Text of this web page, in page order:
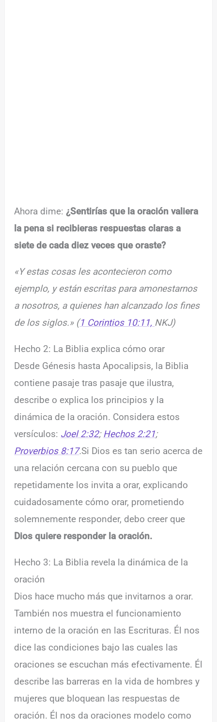
Ahora dime:¿Sentirías que la oración valiera
la pena si recibieras respuestas claras a
siete de cada diez veces que oraste?
«Y estas cosas les acontecieron como
ejemplo, y están escritas para amonestarnos
a nosotros, a quienes han alcanzado los fines
de los siglos.» (1 Corintios 10:11, NKJ)
Hecho 2: La Biblia explica cómo orar
Desde Génesis hasta Apocalipsis, la Biblia
contiene pasaje tras pasaje que ilustra,
describe o explica los principios y la
dinámica de la oración. Considera estos
versículos: Joel 2:32;Hechos 2:21;
Proverbios 8:17.Si Dios es tan serio acerca de
una relación cercana con su pueblo que
repetidamente los invita a orar, explicando
cuidadosamente cómo orar, prometiendo
solemnemente responder, debo creer que
Dios quiere responder la oración.
Hecho 3: La Biblia revela la dinámica de la
oración
Dios hace mucho más que invitarnos a orar.
También nos muestra el funcionamiento
interno de la oración en las Escrituras. Él nos
dice las condiciones bajo las cuales las
oraciones se escuchan más efectivamente. Él
describe las barreras en la vida de hombres y
mujeres que bloquean las respuestas de
oración. Él nos da oraciones modelo como